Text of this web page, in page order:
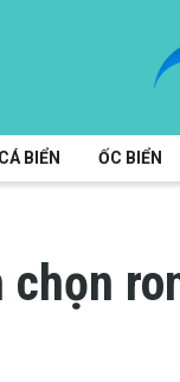
CÁ BIỂN ỐC BIỂN
chọn